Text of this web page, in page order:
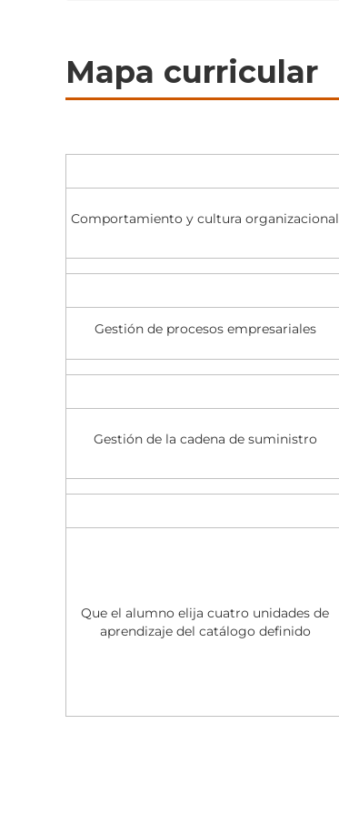
Mapa curricular
Comportamiento y cultura organizacional
Gestión de procesos empresariales
Gestión de la cadena de suministro
Que el alumno elija cuatro unidades de
aprendizaje del catálogo definido